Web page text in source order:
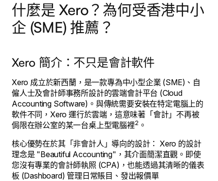
什麼是 Xero？為何受香港中小
企 (SME) 推薦？
Xero 簡介：不只是會計軟件
Xero 成立於新西蘭，是一款專為中小型企業 (SME)、自
僱人士及會計師事務所設計的雲端會計平台 (Cloud
Accounting Software)。與傳統需要安裝在特定電腦上的
軟件不同，Xero 運行於雲端，這意味著「會計」不再被
侷限在辦公室的某一台桌上型電腦裡2 。
核心優勢在於其「非會計人」導向的設計： Xero 的設計
理念是 "Beautiful Accounting"，其介面簡潔直觀。即使
您沒有專業的會計師執照 (CPA)，也能透過其清晰的儀表
板 (Dashboard) 管理日常賬目、發出報價單